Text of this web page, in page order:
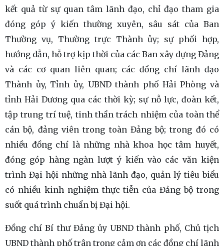
kết quả từ sự quan tâm lãnh đạo, chỉ đạo tham gia
đóng góp ý kiến thường xuyên, sâu sát của Ban
Thường vụ, Thường trực Thành ủy; sự phối hợp,
hướng dẫn, hỗ trợ kịp thời của các Ban xây dựng Đảng
và các cơ quan liên quan; các đồng chí lãnh đạo
Thành ủy, Tỉnh ủy, UBND thành phố Hải Phòng và
tỉnh Hải Dương qua các thời kỳ; sự nỗ lực, đoàn kết,
tập trung trí tuệ, tinh thần trách nhiệm của toàn thể
cán bộ, đảng viên trong toàn Đảng bộ; trong đó có
nhiều đồng chí là những nhà khoa học tâm huyết,
đóng góp hàng ngàn lượt ý kiến vào các văn kiện
trình Đại hội những nhà lãnh đạo, quản lý tiêu biểu
có nhiều kinh nghiệm thực tiễn của Đảng bộ trong
suốt quá trình chuẩn bị Đại hội.
Đồng chí Bí thư Đảng ủy UBND thành phố, Chủ tịch
UBND thành phố trân trọng cảm ơn các đồng chí lãnh